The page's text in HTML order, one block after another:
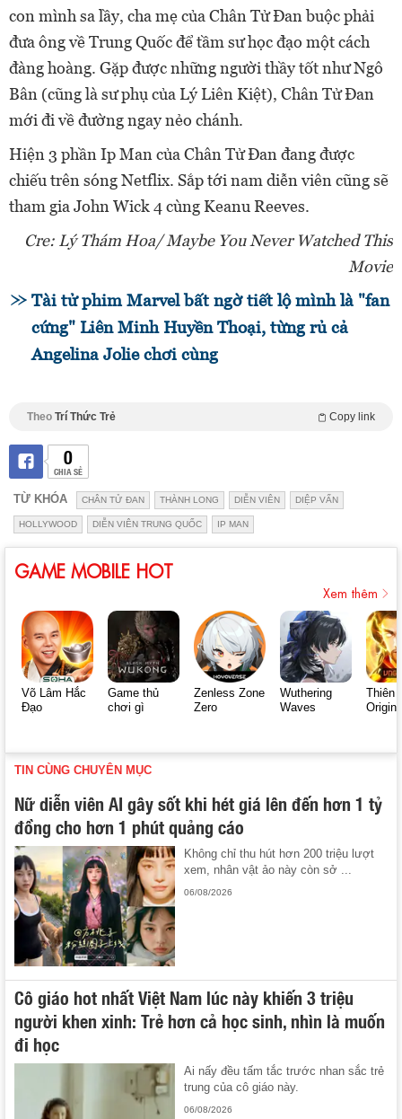
con mình sa lầy, cha mẹ của Chân Tử Đan buộc phải
đưa ông về Trung Quốc để tầm sư học đạo một cách
đàng hoàng. Gặp được những người thầy tốt như Ngô
Bân (cũng là sư phụ của Lý Liên Kiệt), Chân Tử Đan
mới đi về đường ngay nẻo chánh.
Hiện 3 phần Ip Man của Chân Tử Đan đang được
chiếu trên sóng Netflix. Sắp tới nam diễn viên cũng sẽ
tham gia John Wick 4 cùng Keanu Reeves.
Cre: Lý Thám Hoa/ Maybe You Never Watched This
Movie
Tài tử phim Marvel bất ngờ tiết lộ mình là "fan
cứng" Liên Minh Huyền Thoại, từng rủ cả
Angelina Jolie chơi cùng
Theo Trí Thức Trẻ Copy link
0
CHIA SẺ
TỪ KHÓA CHÂN TỬ ĐAN THÀNH LONG DIỄN VIÊN DIỆP VẤN
HOLLYWOOD DIỄN VIÊN TRUNG QUỐC IP MAN
GAME MOBILE HOT
Xem thêm
Võ Lâm Hắc
Đạo
Game thủ
chơi gì
Zenless Zone
Zero
Wuthering
Waves
Thiên
Origin
TIN CÙNG CHUYÊN MỤC
Nữ diễn viên AI gây sốt khi hét giá lên đến hơn 1 tỷ
đồng cho hơn 1 phút quảng cáo
Không chỉ thu hút hơn 200 triệu lượt
xem, nhân vật ảo này còn sở ...
06/08/2026
Cô giáo hot nhất Việt Nam lúc này khiến 3 triệu
người khen xinh: Trẻ hơn cả học sinh, nhìn là muốn
đi học
Ai nấy đều tấm tắc trước nhan sắc trẻ
trung của cô giáo này.
06/08/2026